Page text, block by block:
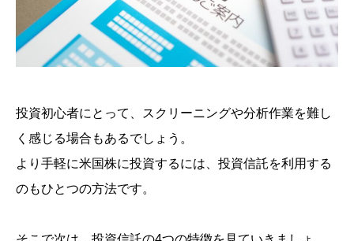
投資初心者にとって、スクリーニングや分析作業を難し
く感じる場合もあるでしょう。
より手軽に米国株に投資するには、投資信託を利用する
のもひとつの方法です。